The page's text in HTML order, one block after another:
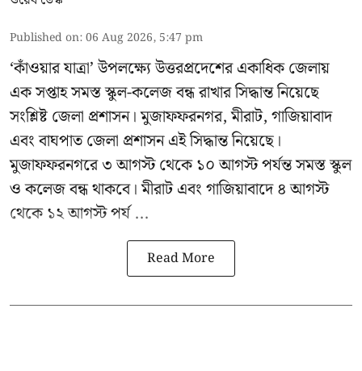
Published on:06 Aug 2026, 5:47 pm
‘কাঁওয়ার যাত্রা’উপলক্ষ্যে উত্তরপ্রদেশের একাধিক জেলায়
এক সপ্তাহ সমস্ত স্কুল-কলেজ বন্ধ রাখার সিদ্ধান্ত নিয়েছে
সংশ্লিষ্ট জেলা প্রশাসন। মুজাফফরনগর, মীরাট, গাজিয়াবাদ
এবং বাঘপাত জেলা প্রশাসন এই সিদ্ধান্ত নিয়েছে।
মুজাফফরনগরে ৩ আগস্ট থেকে ১০ আগস্ট পর্যন্ত সমস্ত স্কুল
ও কলেজ বন্ধ থাকবে। মীরাট এবং গাজিয়াবাদে ৪ আগস্ট
থেকে ১২ আগস্ট পর্য ...
Read More